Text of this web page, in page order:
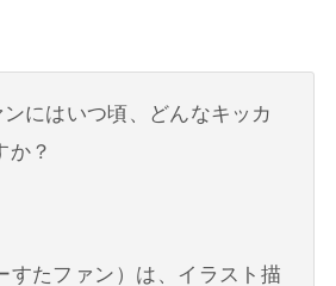
にはいつ頃、どんなキッカ
か？
すたファン）は、イラスト描